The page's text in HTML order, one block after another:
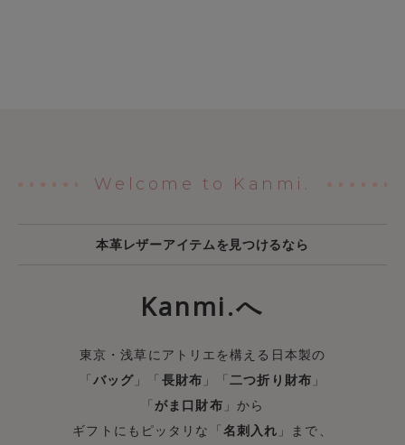
Welcome to Kanmi.
本革レザーアイテムを見つけるなら
Kanmi.へ
東京・浅草にアトリエを構える日本製の
「バッグ 」「 長財布 」「二つ折り財布 」
「 がま口財布 」から
ギフトにもピッタリな「名刺入れ 」まで、